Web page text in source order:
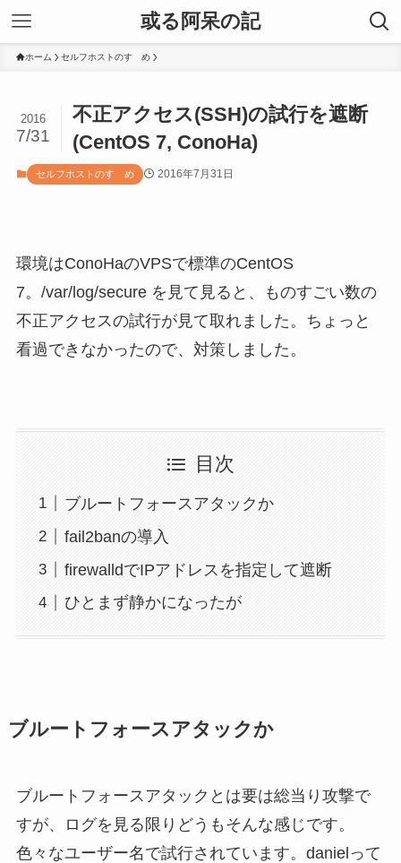
或る阿呆の記
ホーム セルフホストのすゝめ
不正アクセス(SSH)の試行を遮断
(CentOS 7, ConoHa)
2016
7/31
セルフホストのすゝめ 2016年7月31日
環境はConoHaのVPSで標準のCentOS
7。/var/log/secure を見て見ると、ものすごい数の
不正アクセスの試行が見て取れました。ちょっと
看過できなかったので、対策しました。
目次
ブルートフォースアタックか
fail2banの導入
firewalldでIPアドレスを指定して遮断
ひとまず静かになったが
ブルートフォースアタックか
ブルートフォースアタックとは要は総当り攻撃で
すが、ログを見る限りどうもそんな感じです。
色々なユーザー名で試行されています。danielって